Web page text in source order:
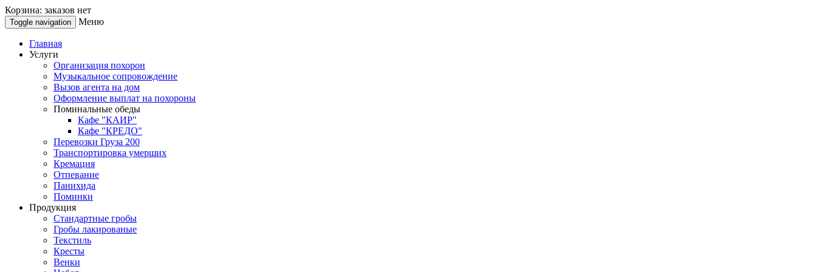
Корзина: заказов нет
Toggle navigation Меню
Главная
Услуги
Организация похорон
Музыкальное сопровождение
Вызов агента на дом
Оформление выплат на похороны
Поминальные обеды
Кафе "КАИР"
Кафе "КРЕДО"
Перевозки Груза 200
Транспортировка умерших
Кремация
Отпевание
Панихида
Поминки
Продукция
Стандартные гробы
Гробы лакированые
Текстиль
Кресты
Венки